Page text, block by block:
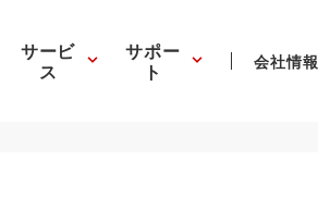
サービ
ス
サポー
ト 会社情報